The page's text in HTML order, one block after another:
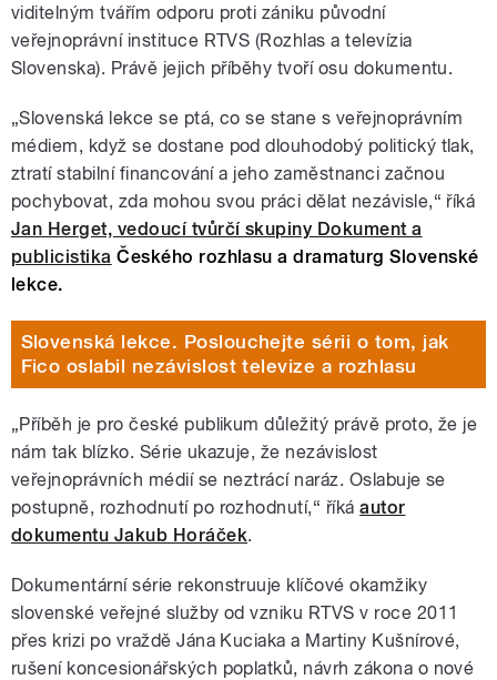
viditelným tvářím odporu proti zániku původní
veřejnoprávní instituce RTVS (Rozhlas a televízia
Slovenska). Právě jejich příběhy tvoří osu dokumentu.
„Slovenská lekce se ptá, co se stane s veřejnoprávním
médiem, když se dostane pod dlouhodobý politický tlak,
ztratí stabilní financování a jeho zaměstnanci začnou
pochybovat, zda mohou svou práci dělat nezávisle,“ říká
Jan Herget, vedoucí tvůrčí skupiny Dokument a
publicistika Českého rozhlasu a dramaturg Slovenské
lekce.
Slovenská lekce. Poslouchejte sérii o tom, jak
Fico oslabil nezávislost televize a rozhlasu
„Příběh je pro české publikum důležitý právě proto, že je
nám tak blízko. Série ukazuje, že nezávislost
veřejnoprávních médií se neztrácí naráz. Oslabuje se
postupně, rozhodnutí po rozhodnutí,“ říkáautor
dokumentu Jakub Horáček.
Dokumentární série rekonstruuje klíčové okamžiky
slovenské veřejné služby od vzniku RTVS v roce 2011
přes krizi po vraždě Jána Kuciaka a Martiny Kušnírové,
rušení koncesionářských poplatků, návrh zákona o nové